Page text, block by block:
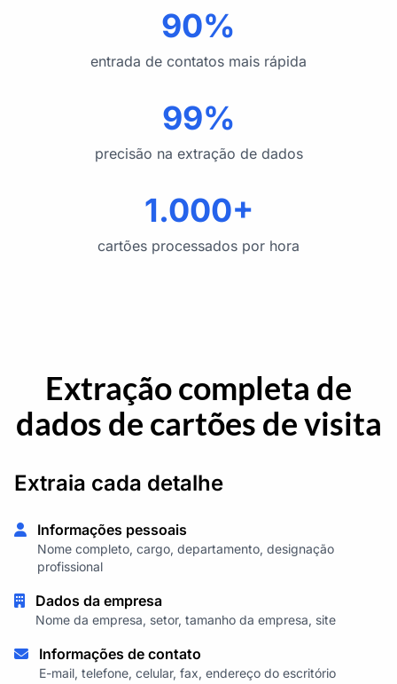
90%
entrada de contatos mais rápida
99%
precisão na extração de dados
1.000+
cartões processados por hora
Extração completa de
dados de cartões de visita
Extraia cada detalhe
Informações pessoais
Nome completo, cargo, departamento, designação
profissional
Dados da empresa
Nome da empresa, setor, tamanho da empresa, site
Informações de contato
E-mail, telefone, celular, fax, endereço do escritório